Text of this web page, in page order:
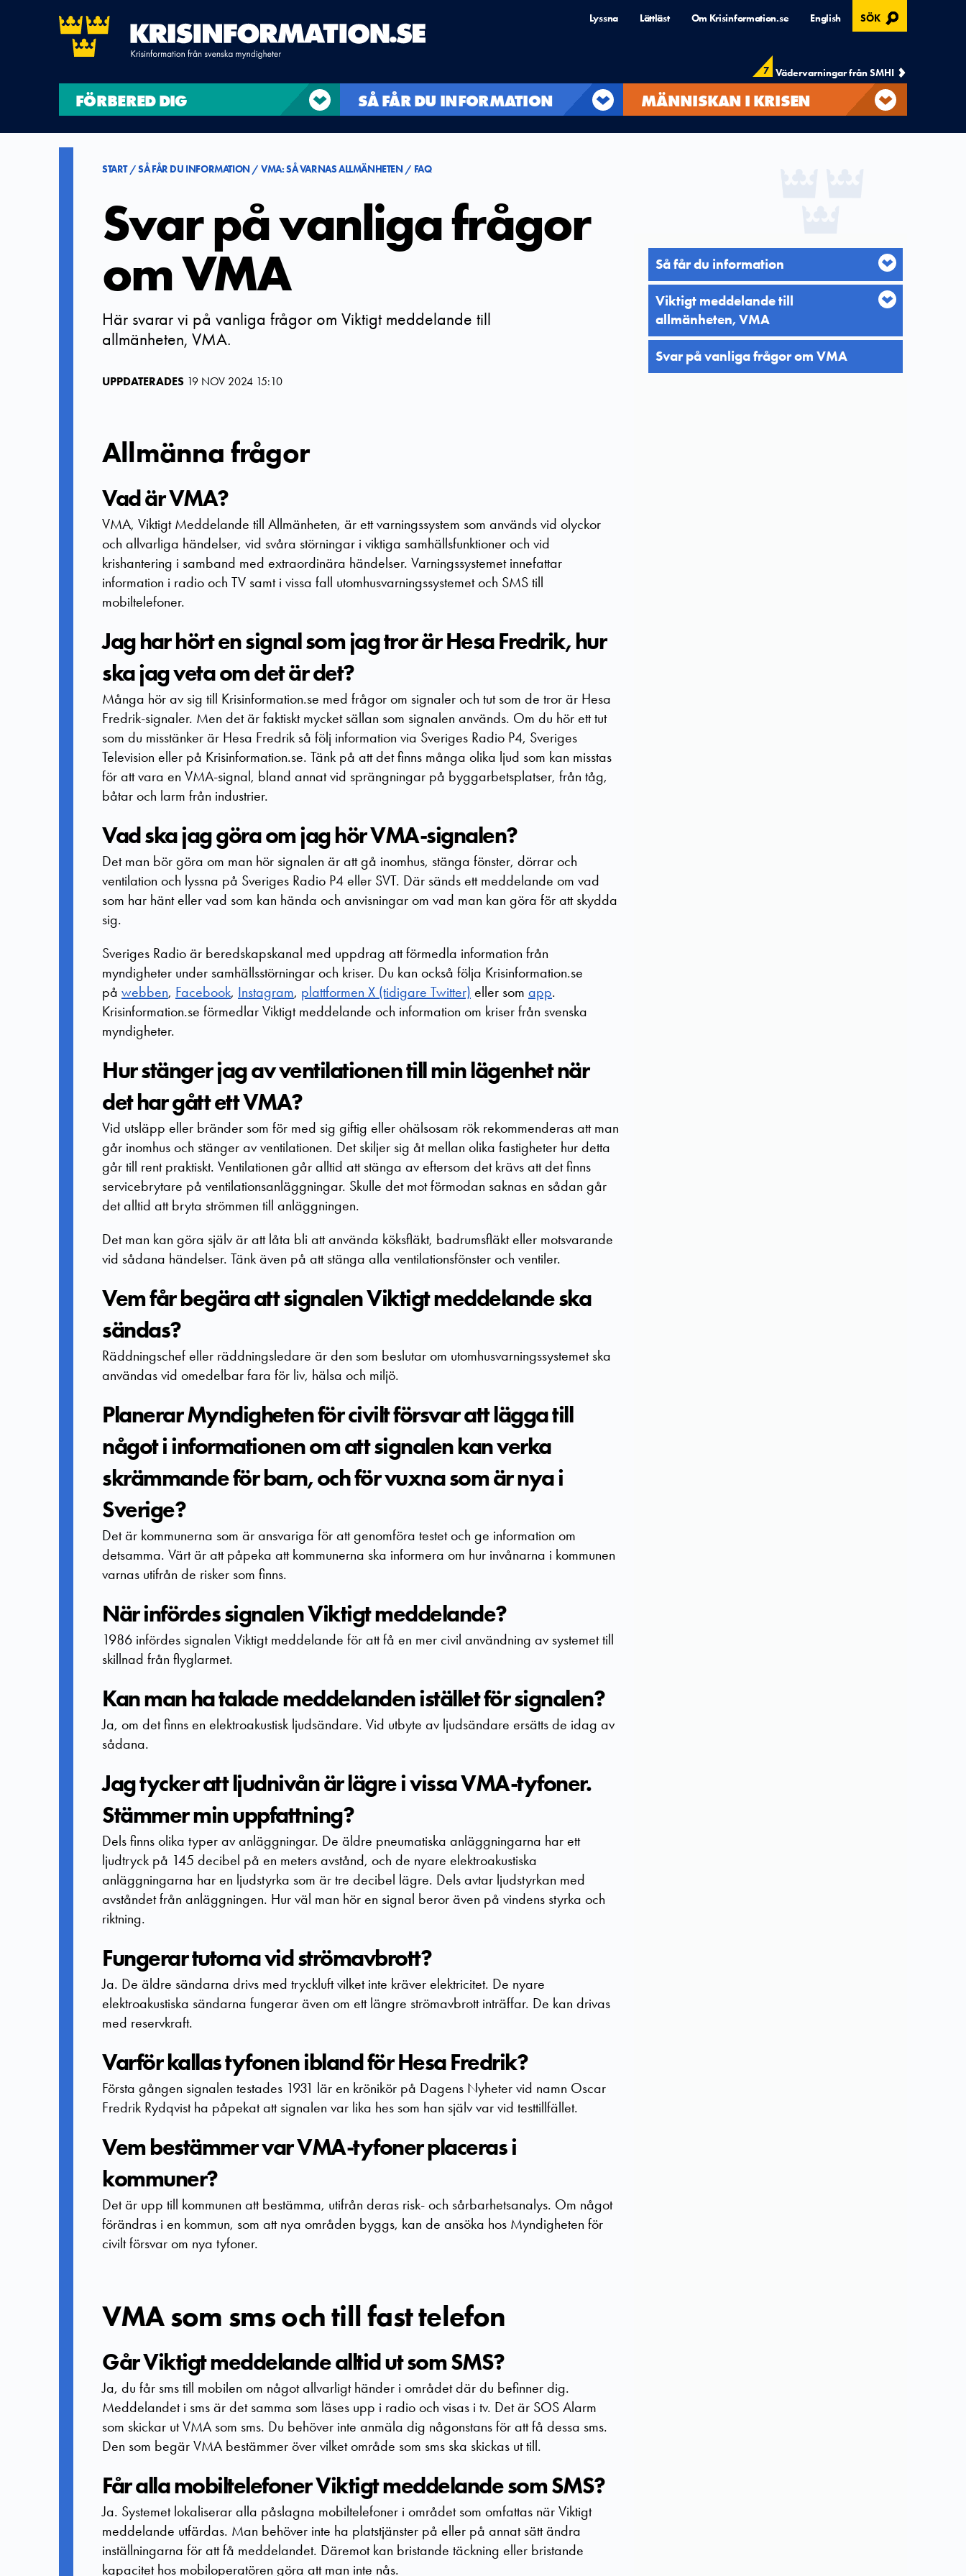
Lyssna Lättläst Om Krisinformation.se English SÖK , ÖPPNAS I MODAL
7 Vädervarningar från SMHI
FÖRBERED DIG SÅ FÅR DU INFORMATION MÄNNISKAN I KRISEN
START SÅ FÅR DU INFORMATION VMA: SÅ VARNAS ALLMÄNHETEN FAQ
Svar på vanliga frågor
om VMA
Här svarar vi på vanliga frågor om Viktigt meddelande till
allmänheten, VMA.
UPPDATERADES 19 NOV 2024 15:10
Allmänna frågor
Vad är VMA?
VMA, Viktigt Meddelande till Allmänheten, är ett varningssystem som används vid olyckor
och allvarliga händelser, vid svåra störningar i viktiga samhällsfunktioner och vid
krishantering i samband med extraordinära händelser. Varningssystemet innefattar
information i radio och TV samt i vissa fall utomhusvarningssystemet och SMS till
mobiltelefoner.
Jag har hört en signal som jag tror är Hesa Fredrik, hur
ska jag veta om det är det?
Många hör av sig till Krisinformation.se med frågor om signaler och tut som de tror är Hesa
Fredrik-signaler. Men det är faktiskt mycket sällan som signalen används. Om du hör ett tut
som du misstänker är Hesa Fredrik så följ information via Sveriges Radio P4, Sveriges
Television eller på Krisinformation.se. Tänk på att det finns många olika ljud som kan misstas
för att vara en VMA-signal, bland annat vid sprängningar på byggarbetsplatser, från tåg,
båtar och larm från industrier.
Vad ska jag göra om jag hör VMA-signalen?
Det man bör göra om man hör signalen är att gå inomhus, stänga fönster, dörrar och
ventilation och lyssna på Sveriges Radio P4 eller SVT. Där sänds ett meddelande om vad
som har hänt eller vad som kan hända och anvisningar om vad man kan göra för att skydda
sig.
Sveriges Radio är beredskapskanal med uppdrag att förmedla information från
myndigheter under samhällsstörningar och kriser. Du kan också följa Krisinformation.se
på webben, Facebook, Instagram, plattformen X (tidigare Twitter) eller som app.
Krisinformation.se förmedlar Viktigt meddelande och information om kriser från svenska
myndigheter.
Hur stänger jag av ventilationen till min lägenhet när
det har gått ett VMA?
Vid utsläpp eller bränder som för med sig giftig eller ohälsosam rök rekommenderas att man
går inomhus och stänger av ventilationen. Det skiljer sig åt mellan olika fastigheter hur detta
går till rent praktiskt. Ventilationen går alltid att stänga av eftersom det krävs att det finns
servicebrytare på ventilationsanläggningar. Skulle det mot förmodan saknas en sådan går
det alltid att bryta strömmen till anläggningen.
Det man kan göra själv är att låta bli att använda köksfläkt, badrumsfläkt eller motsvarande
vid sådana händelser. Tänk även på att stänga alla ventilationsfönster och ventiler.
Vem får begära att signalen Viktigt meddelande ska
sändas?
Räddningschef eller räddningsledare är den som beslutar om utomhusvarningssystemet ska
användas vid omedelbar fara för liv, hälsa och miljö.
Planerar Myndigheten för civilt försvar att lägga till
något i informationen om att signalen kan verka
skrämmande för barn, och för vuxna som är nya i
Sverige?
Det är kommunerna som är ansvariga för att genomföra testet och ge information om
detsamma. Värt är att påpeka att kommunerna ska informera om hur invånarna i kommunen
varnas utifrån de risker som finns.
När infördes signalen Viktigt meddelande?
1986 infördes signalen Viktigt meddelande för att få en mer civil användning av systemet till
skillnad från flyglarmet.
Kan man ha talade meddelanden istället för signalen?
Ja, om det finns en elektroakustisk ljudsändare. Vid utbyte av ljudsändare ersätts de idag av
sådana.
Jag tycker att ljudnivån är lägre i vissa VMA-tyfoner.
Stämmer min uppfattning?
Dels finns olika typer av anläggningar. De äldre pneumatiska anläggningarna har ett
ljudtryck på 145 decibel på en meters avstånd, och de nyare elektroakustiska
anläggningarna har en ljudstyrka som är tre decibel lägre. Dels avtar ljudstyrkan med
avståndet från anläggningen. Hur väl man hör en signal beror även på vindens styrka och
riktning.
Fungerar tutorna vid strömavbrott?
Ja. De äldre sändarna drivs med tryckluft vilket inte kräver elektricitet. De nyare
elektroakustiska sändarna fungerar även om ett längre strömavbrott inträffar. De kan drivas
med reservkraft.
Varför kallas tyfonen ibland för Hesa Fredrik?
Första gången signalen testades 1931 lär en krönikör på Dagens Nyheter vid namn Oscar
Fredrik Rydqvist ha påpekat att signalen var lika hes som han själv var vid testtillfället.
Vem bestämmer var VMA-tyfoner placeras i
kommuner?
Det är upp till kommunen att bestämma, utifrån deras risk- och sårbarhetsanalys. Om något
förändras i en kommun, som att nya områden byggs, kan de ansöka hos Myndigheten för
civilt försvar om nya tyfoner.
VMA som sms och till fast telefon
Går Viktigt meddelande alltid ut som SMS?
Ja, du får sms till mobilen om något allvarligt händer i området där du befinner dig.
Meddelandet i sms är det samma som läses upp i radio och visas i tv. Det är SOS Alarm
som skickar ut VMA som sms. Du behöver inte anmäla dig någonstans för att få dessa sms.
Den som begär VMA bestämmer över vilket område som sms ska skickas ut till.
Får alla mobiltelefoner Viktigt meddelande som SMS?
Ja. Systemet lokaliserar alla påslagna mobiltelefoner i området som omfattas när Viktigt
meddelande utfärdas. Man behöver inte ha platstjänster på eller på annat sätt ändra
inställningarna för att få meddelandet. Däremot kan bristande täckning eller bristande
kapacitet hos mobiloperatören göra att man inte nås.
Så får du information
Viktigt meddelande till
allmänheten, VMA
Svar på vanliga frågor om VMA